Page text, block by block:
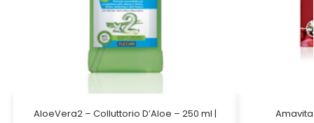
AloeVera2 – Colluttorio D’Aloe – 250 ml |